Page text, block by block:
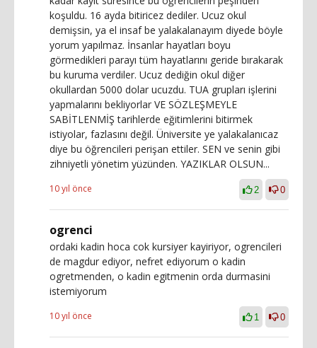
koşuldu. 16 ayda bitiricez dediler. Ucuz okul
demişsin, ya el insaf be yalakalanayım diyede böyle
yorum yapılmaz. İnsanlar hayatları boyu
görmedikleri parayı tüm hayatlarını geride bırakarak
bu kuruma verdiler. Ucuz dediğin okul diğer
okullardan 5000 dolar ucuzdu. TUA grupları işlerini
yapmalarını bekliyorlar VE SÖZLEŞMEYLE
SABİTLENMİŞ tarihlerde eğitimlerini bitirmek
istiyolar, fazlasını değil. Üniversite ye yalakalanıcaz
diye bu öğrencileri perişan ettiler. SEN ve senin gibi
zihniyetli yönetim yüzünden. YAZIKLAR OLSUN...
10 yıl önce 2 0
ogrenci
ordaki kadin hoca cok kursiyer kayiriyor, ogrencileri
de magdur ediyor, nefret ediyorum o kadin
ogretmenden, o kadin egitmenin orda durmasini
istemiyorum
10 yıl önce 1 0